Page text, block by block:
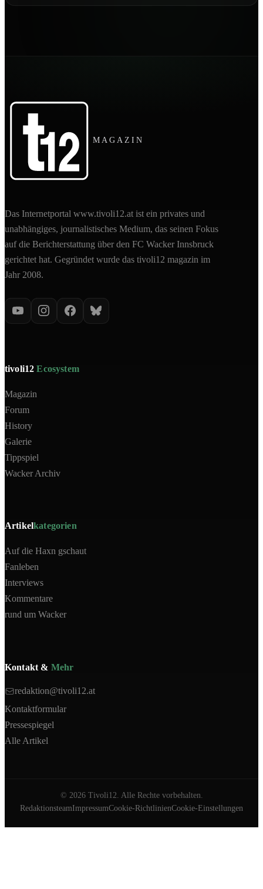
MAGAZIN
Das Internetportal www.tivoli12.at ist ein privates und
unabhängiges, journalistisches Medium, das seinen Fokus
auf die Berichterstattung über den FC Wacker Innsbruck
gerichtet hat. Gegründet wurde das tivoli12 magazin im
Jahr 2008.
tivoli12Ecosystem
Magazin
Forum
History
Galerie
Tippspiel
Wacker Archiv
Artikelkategorien
Auf die Haxn gschaut
Fanleben
Interviews
Kommentare
rund um Wacker
Kontakt & Mehr
redaktion@tivoli12.at
Kontaktformular
Pressespiegel
Alle Artikel
© 2026Tivoli12. Alle Rechte vorbehalten.
RedaktionsteamImpressumCookie-RichtlinienCookie-Einstellungen